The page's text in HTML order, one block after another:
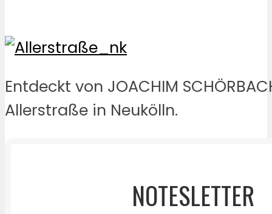
Entdeckt von JOACHIM
Allerstraße in Neukölln.
NOTESLETTER